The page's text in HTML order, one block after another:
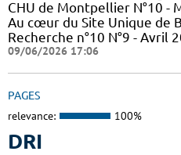
CHU de Montpellier N°10 -
Au cœur du Site Unique de
Recherche n°10 N°9 - Avril
09/06/2026 17:06
PAGES
relevance: 100%
DRI